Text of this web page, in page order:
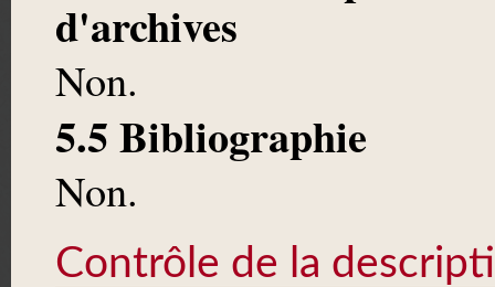
d'archives
Non.
5.5 Bibliographie
Non.
Contrôle de la